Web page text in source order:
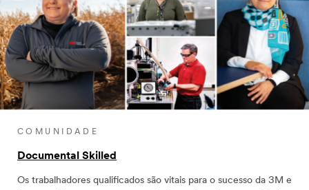
COMUNIDADE
Documental Skilled
Os trabalhadores qualificados são vitais para o sucesso da 3M e